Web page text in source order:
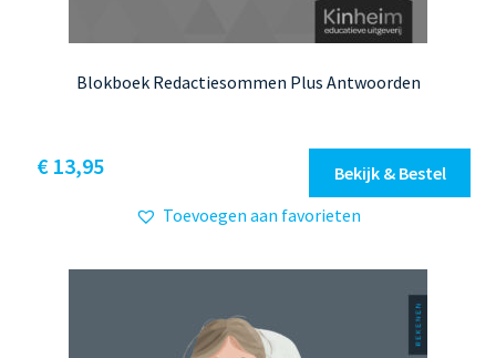
Blokboek Redactiesommen Plus Antwoorden
€13,95
Bekijk & Bestel
Toevoegen aan favorieten